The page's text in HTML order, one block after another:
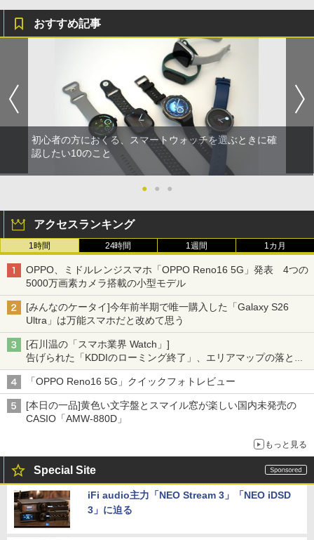
おすすめ記事
初心者の方におくる、スマートウォッチを選ぶときに確
認したい10のこと
● ● ●
アクセスランキング
1時間 24時間 1週間 1カ月
OPPO、ミドルレンジスマホ「OPPO Reno16 5G」発表 4つの
5000万画素カメラ搭載の小型モデル
[みんなのケータイ]今年前半期で唯一購入した「Galaxy S26
Ultra」は万能スマホだと改めて思う
[石川温の「スマホ業界 Watch」]
告げられた「KDDIのローミング終了」、エリアマップの落とし
穴と楽天モバイルの課題
「OPPO Reno16 5G」クイックフォトレビュー
[本日の一品]黄色い文字盤とスマイル窓が楽しい国内未発売の
CASIO「AMW-880D」
もっと見る
Special Site
iFi audio主力「NEO Stream 3」「NEO iDSD
3」に迫る